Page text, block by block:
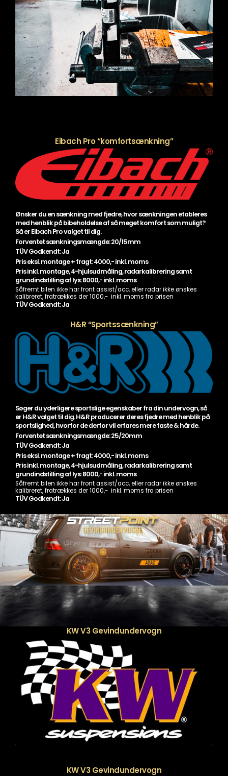
Eibach Pro “komfortsænkning”
Ønsker du en sænkning med fjedre, hvor sænkningen etableres
med henblik på bibeholdelse af så meget komfort som muligt?
Så er Eibach Pro valget til dig.
Forventet sænkningsmængde: 20/15mm
TÜV Godkendt: Ja
Pris eksl. montage + fragt: 4000,- inkl. moms
Pris inkl. montage, 4-hjulsudmåling, radarkalibrering samt
grundindstilling af lys: 8000,- inkl. moms
Såfremt bilen ikke har front assist/acc, eller radar ikke ønskes
kalibreret, fratrækkes der 1000,- inkl. moms fra prisen
TÜV Godkendt: Ja
H&R “Sportssænkning”
Søger du yderligere sportslige egenskaber fra din undervogn, så
er H&R valget til dig. H&R producerer deres fjedre med henblik på
sportslighed, hvorfor de derfor vil erfares mere faste & hårde.
Forventet sænkningsmængde: 25/20mm
TÜV Godkendt: Ja
Pris eksl. montage + fragt: 4000,- inkl. moms
Pris inkl. montage, 4-hjulsudmåling, radarkalibrering samt
grundindstilling af lys: 8000,- inkl. moms
Såfremt bilen ikke har front assist/acc, eller radar ikke ønskes
kalibreret, fratrækkes der 1000,- inkl. moms fra prisen
TÜV Godkendt: Ja
KW V3 Gevindundervogn
KW V3 Gevindundervogn